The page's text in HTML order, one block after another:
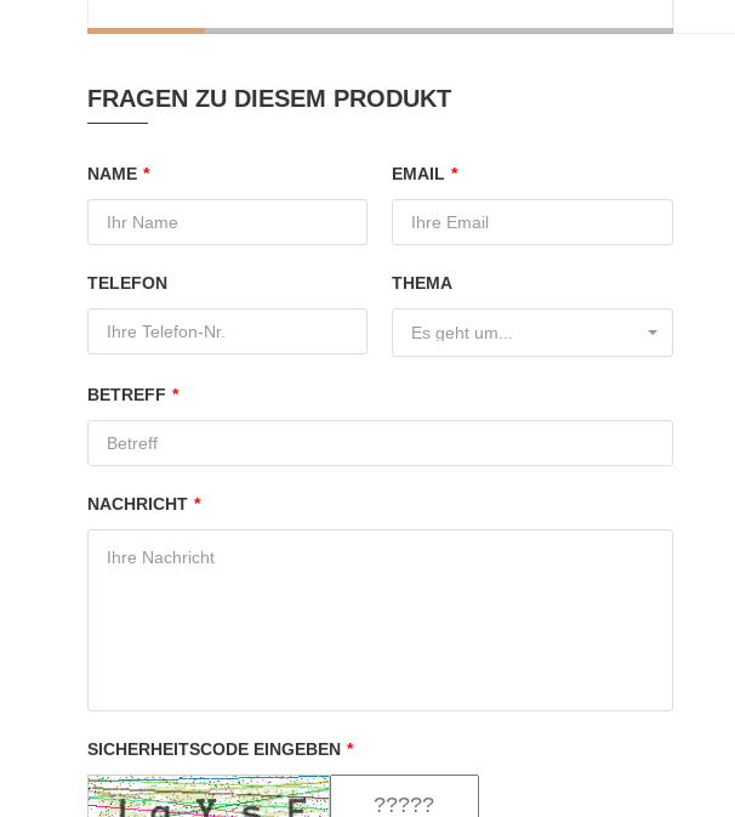
FRAGEN ZU DIESEM PRODUKT
NAME * EMAIL *
TELEFON THEMA
Es geht um...
BETREFF *
NACHRICHT *
SICHERHEITSCODE EINGEBEN *